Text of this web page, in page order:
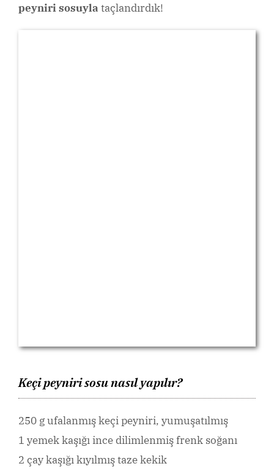
peyniri sosuyla taçlandırdık!
Keçi peyniri sosu nasıl yapılır?
250 g ufalanmış keçi peyniri, yumuşatılmış
1 yemek kaşığı ince dilimlenmiş frenk soğanı
2 çay kaşığı kıyılmış taze kekik